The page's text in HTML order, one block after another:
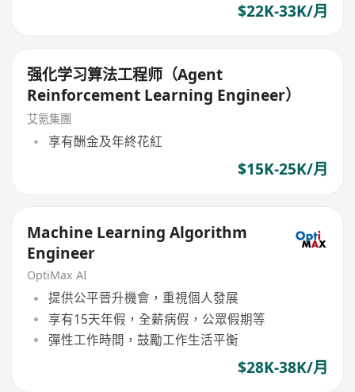
$22K-33K/月
强化学习算法工程师（Agent
Reinforcement Learning Engineer）
艾氪集團
享有酬金及年終花紅
$15K-25K/月
Machine Learning Algorithm
Engineer
OptiMax AI
提供公平晉升機會，重視個人發展
享有15天年假，全薪病假，公眾假期等
彈性工作時間，鼓勵工作生活平衡
$28K-38K/月